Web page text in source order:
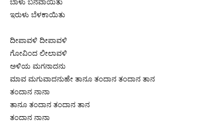
ಇರುಳು ಬೆಳಕಾಯಿತು
ದೀಪಾವಳಿ ದೀಪಾವಳಿ
ಗೋವಿಂದ ಲೀಲಾವಳಿ
ಅಳಿಯ ಮಗನಾದನು
ಮಾವ ಮಗುವಾದನುಹೇ ತಾನೂ ತಂದಾನ ತಂದಾನ ತಾನ
ತಂದಾನ ನಾನಾ
ತಾನೂ ತಂದಾನ ತಂದಾನ ತಾನ
ತಂದಾನ ನಾನಾ